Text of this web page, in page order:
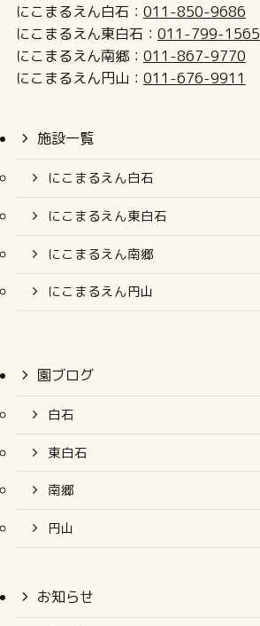
にこまるえん白石： 011-850-9686
にこまるえん東白石： 011-799-1565
にこまるえん南郷： 011-867-9770
にこまるえん円山： 011-676-9911
施設一覧
にこまるえん白石
にこまるえん東白石
にこまるえん南郷
にこまるえん円山
園ブログ
白石
東白石
南郷
円山
お知らせ